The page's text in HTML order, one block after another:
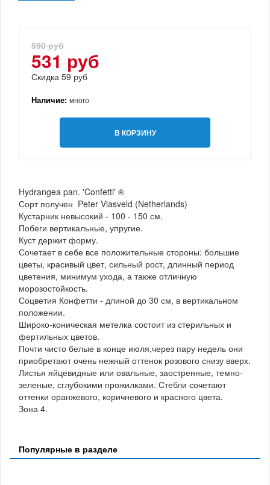
590 руб
531 руб
Скидка 59 руб
Наличие: много
В КОРЗИНУ
Hydrangea pan. 'Confetti' ®
Сорт получен Peter Vlasveld (Netherlands)
Кустарник невысокий - 100 - 150 см.
Побеги вертикальные, упругие.
Куст держит форму.
Сочетает в себе все положительные стороны: большие
цветы, красивый цвет, сильный рост, длинный период
цветения, минимум ухода, а также отличную
морозостойкость.
Соцветия Конфетти - длиной до 30 см, в вертикальном
положении.
Широко-коническая метелка состоит из стерильных и
фертильных цветов.
Почти чисто белые в конце июля,через пару недель они
приобретают очень нежный оттенок розового снизу вверх.
Листья яйцевидные или овальные, заостренные, темно-
зеленые, сглубокими прожилками. Стебли сочетают
оттенки оранжевого, коричневого и красного цвета.
Зона 4.
Популярные в разделе